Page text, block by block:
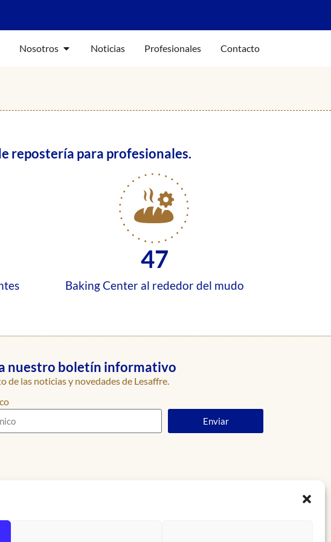
Nosotros Noticias Profesionales Contacto
repostería para profesionales.
Baking Center al rededor del mudo
47
nuestro boletín informativo
de las noticias y novedades de Lesaffre.
Enviar